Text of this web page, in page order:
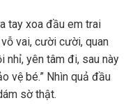
tay xoa đầu em trai
vai, cười cười, quan
nhỉ, yên tâm đi, sau này
vệ bé.” Nhìn quả đầu
sờ thật.